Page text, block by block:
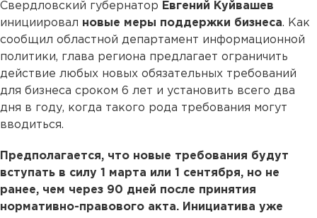
Свердловский губернатор Евгений Куйвашев
инициировал новые меры поддержки бизнеса. Как
сообщил областной департамент информационной
политики, глава региона предлагает ограничить
действие любых новых обязательных требований
для бизнеса сроком 6 лет и установить всего два
дня в году, когда такого рода требования могут
вводиться.
Предполагается, что новые требования будут
вступать в силу 1 марта или 1 сентября, но не
ранее, чем через 90 дней после принятия
нормативно-правового акта. Инициатива уже